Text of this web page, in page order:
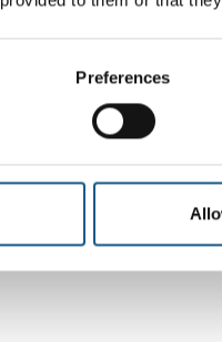
Preferences